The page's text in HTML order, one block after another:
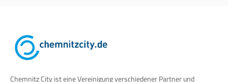
Chemnitz City ist eine Vereinigung verschiedener Partner und